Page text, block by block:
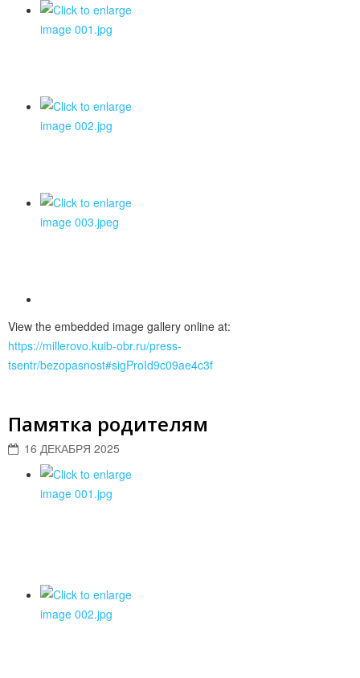
View the embedded image gallery online at:
https://millerovo.kuib-obr.ru/press-
tsentr/bezopasnost#sigProId9c09ae4c3f
Памятка родителям
16 ДЕКАБРЯ 2025